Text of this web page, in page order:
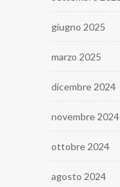
giugno 2025
marzo 2025
dicembre 2024
novembre 2024
ottobre 2024
agosto 2024